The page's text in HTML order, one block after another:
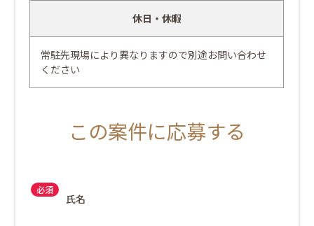
休日・休暇
常駐先現場により異なりますので別途お問い合わせ
ください
この案件に応募する
氏名